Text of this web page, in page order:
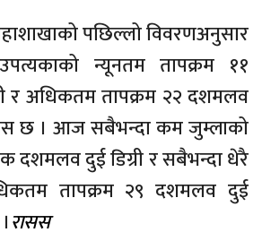
पछिल्लो विवरणअनुसार
न्यूनतम तापक्रम ११
र अधिकतम तापक्रम २२ दशमलव
छ । आज सबैभन्दा कम जुम्लाको
दशमलव दुई डिग्री र सबैभन्दा धेरै
तापक्रम २९ दशमलव दुई
रासस